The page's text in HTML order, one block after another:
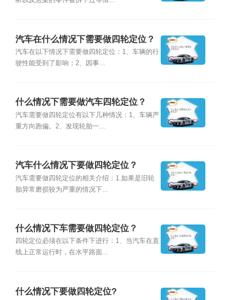
汽车在什么情况下需要做四轮定位？
汽车在以下情况下需要做四轮定位：1、车辆的行
驶性能受到了影响；2、因事...
什么情况下需要做汽车四轮定位？
汽车需要做四轮定位有以下几种情况：1、车辆严
重方向跑偏。2、发现轮胎一...
汽车什么情况下要做四轮定位？
汽车需要做四轮定位的相关介绍：1.如果是旧轮
胎异常磨损较为严重的情况下...
什么情况下车需要做四轮定位？
四轮定位必须在以下条件下进行：1、当汽车在直
线上正常运行时，在水平路面...
什么情况下要做四轮定位?